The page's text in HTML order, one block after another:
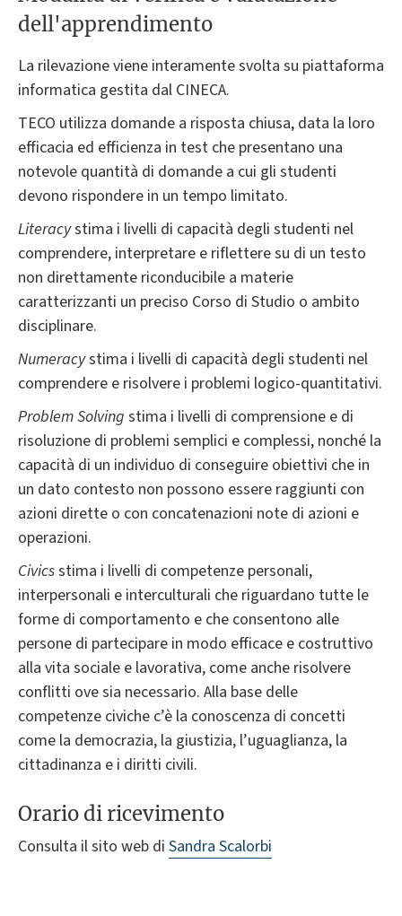
dell'apprendimento
La rilevazione viene interamente svolta su piattaforma
informatica gestita dal CINECA.
TECO utilizza domande a risposta chiusa, data la loro
efficacia ed efficienza in test che presentano una
notevole quantità di domande a cui gli studenti
devono rispondere in un tempo limitato.
Literacystima i livelli di capacità degli studenti nel
comprendere, interpretare e riflettere su di un testo
non direttamente riconducibile a materie
caratterizzanti un preciso Corso di Studio o ambito
disciplinare.
Numeracystima i livelli di capacità degli studenti nel
comprendere e risolvere i problemi logico-quantitativi.
Problem Solving stima i livelli di comprensione e di
risoluzione di problemi semplici e complessi, nonché la
capacità di un individuo di conseguire obiettivi che in
un dato contesto non possono essere raggiunti con
azioni dirette o con concatenazioni note di azioni e
operazioni.
Civicsstima i livelli di competenze personali,
interpersonali e interculturali che riguardano tutte le
forme di comportamento e che consentono alle
persone di partecipare in modo efficace e costruttivo
alla vita sociale e lavorativa, come anche risolvere
conflitti ove sia necessario. Alla base delle
competenze civiche c’è la conoscenza di concetti
come la democrazia, la giustizia, l’uguaglianza, la
cittadinanza e i diritti civili.
Orario di ricevimento
Consulta il sito web di Sandra Scalorbi